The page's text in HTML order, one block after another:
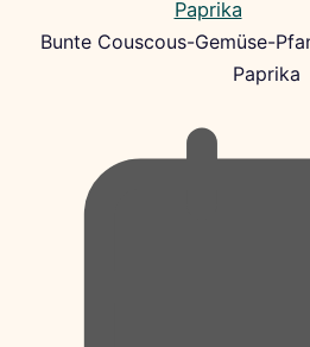
Bunte Couscous-Gemüse-
Paprika